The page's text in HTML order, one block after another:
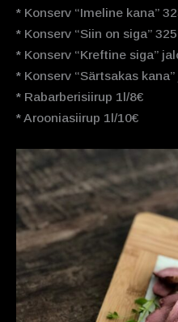
* Konserv “Imeline kana”
* Konserv “Siin on siga”
* Konserv “Kreftine siga”
* Konserv “Särtsakas
* Rabarberisiirup 1l/8€
* Arooniasiirup 1l/10€